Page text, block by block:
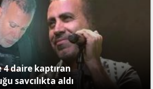
daire kaptıran
savcılıkta aldı